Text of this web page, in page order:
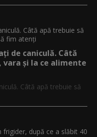
de caniculă. Câtă
și la ce alimente
Câtă apă trebuie să